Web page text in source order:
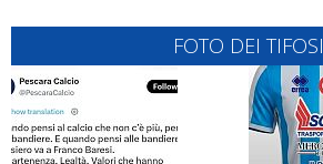
FOTO DEI TIFOSI